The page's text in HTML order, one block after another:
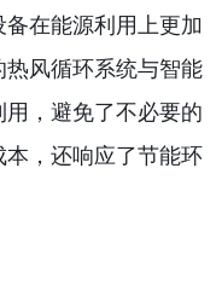
在能源利用上更加
风循环系统与智能
，避免了不必要的
，还响应了节能环